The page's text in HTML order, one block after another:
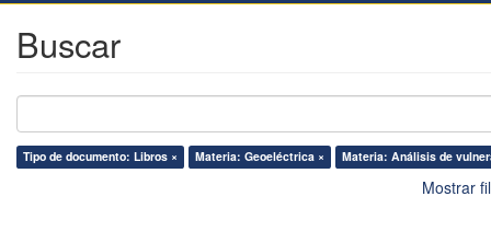
Buscar
Tipo de documento: Libros × Materia: Geoeléctrica × Materia: Análisis de
Mostrar